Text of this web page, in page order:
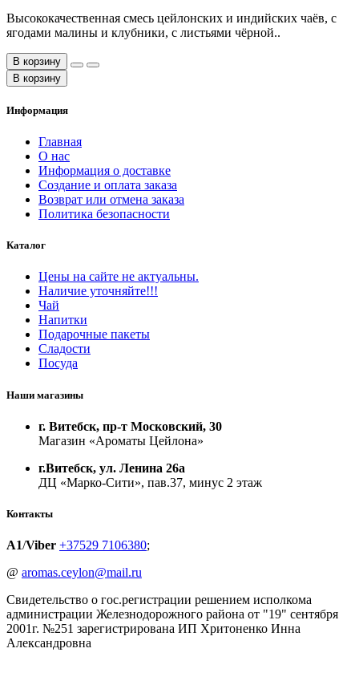
Высококачественная смесь цейлонских и индийских чаёв, с
ягодами малины и клубники, с листьями чёрной..
В корзину
В корзину
Информация
Главная
О нас
Информация о доставке
Создание и оплата заказа
Возврат или отмена заказа
Политика безопасности
Каталог
Цены на сайте не актуальны.
Наличие уточняйте!!!
Чай
Напитки
Подарочные пакеты
Сладости
Посуда
Наши магазины
г. Витебск, пр-т Московский, 30
Магазин «Ароматы Цейлона»
г.Витебск, ул. Ленина 26а
ДЦ «Марко-Сити», пав.37, минус 2 этаж
Контакты
A1/Viber +37529 7106380;
@ aromas.ceylon@mail.ru
Свидетельство о гос.регистрации решением исполкома
администрации Железнодорожного района от "19" сентября
2001г. №251 зарегистрирована ИП Хритоненко Инна
Александровна